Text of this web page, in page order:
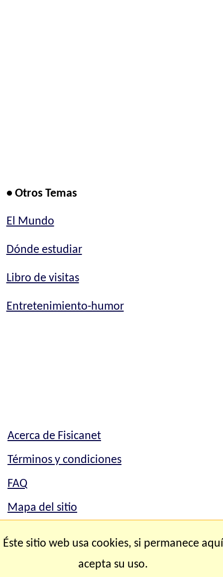
• Otros Temas
El Mundo
Dónde estudiar
Libro de visitas
Entretenimiento-humor
Acerca de Fisicanet
Términos y condiciones
FAQ
Mapa del sitio
Éste sitio web usa cookies, si permanece aquí
acepta su uso.